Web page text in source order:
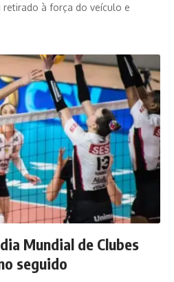
à força do veículo e
Mundial de Clubes
seguido